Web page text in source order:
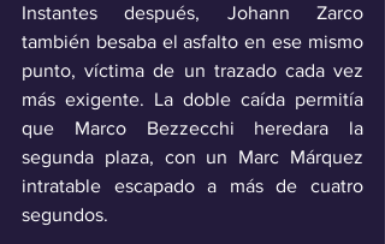
Instantes después, Johann Zarco
también besaba el asfalto en ese mismo
punto, víctima de un trazado cada vez
más exigente. La doble caída permitía
que Marco Bezzecchi heredara la
segunda plaza, con un Marc Márquez
intratable escapado a más de cuatro
segundos.